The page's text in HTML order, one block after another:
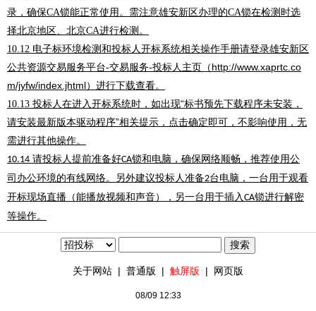
录，确保CA锁能正常使用。需注意雄安新区办理的CA锁在检测时选
择北京地区、北京CA进行检测。
10.12 电子标环境检测和投标人开标系统相关操作手册请登录雄安新区
公共资源交易服务平台-交易服务-投标人主页（http://www.xaprtc.co
m/jyfw/index.jhtml） 进行下载查看。
10.13 投标人在进入开标系统时，如出现“标书预先下载程序未安装，
请安装最新版本驱动程序”相关提示，点击确定即可，不影响使用，无
需进行其他操作。
10.14 请投标人提前准备好CA锁和电脑，确保网络顺畅，推荐使用公
司办公环境的有线网络。另外建议投标人准备2台电脑，一台用于观看
开标现场直播（能播放视频和声音），另一台用于插入 CA锁进行解密
等操作。
关于网站 | 普通版 | 触屏版 | 网页版
08/09 12:33